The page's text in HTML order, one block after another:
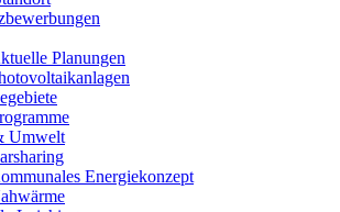
Planungen
Umwelt
Energiekonzept